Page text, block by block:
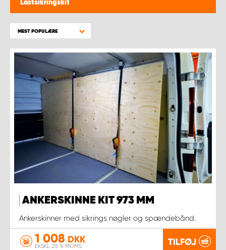
Lastsikringskit
MEST POPULÆRE
ANKERSKINNE KIT 973 MM
Ankerskinner med sikrings nøgler og spændebånd.
1 008 DKK
EKSKL. 25 % MOMS TILFØJ